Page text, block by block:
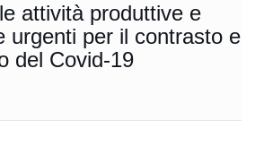
attività produttive e
urgenti per il contrasto e
del Covid-19